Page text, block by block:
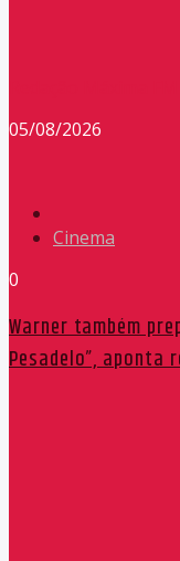
05/08/2026
Cinema
0
Warner também
Pesadelo”, aponta